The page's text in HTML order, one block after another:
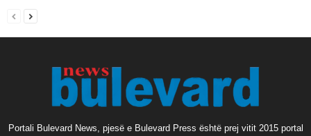
Portali Bulevard News, pjesë e Bulevard Press është prej vitit 2015 portal